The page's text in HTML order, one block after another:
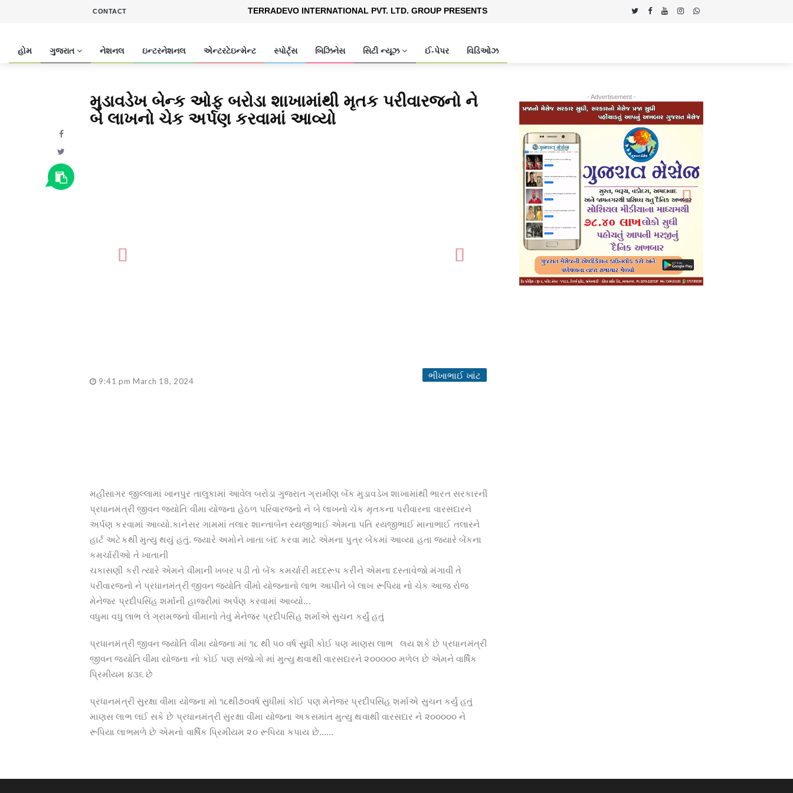
CONTACT TERRADEVO INTERNATIONAL PVT. LTD. GROUP PRESENTS
હોમ ગુજરાત નેશનલ ઇન્ટરનેશનલ એન્ટરટેઇન્મેન્ટ સ્પોર્ટ્સ બિઝિનેસ સિટી ન્યૂઝ ઈ-પેપર વિડિઓઝ
મુડાવડેખ બેન્ક ઓફ બરોડા શાખામાંથી મૃતક પરીવારજનો ને
બે લાખનો ચેક અર્પણ કરવામાં આવ્યો
9:41 pm March 18, 2024
ભીખાભાઈ ખાંટ
મહીસાગર જીલ્લામાં ખાનપુર તાલુકામાં આવેલ બરોડા ગુજરાત ગ્રામીણ બેંક મુડાવડેખ શાખામાંથી ભારત સરકારની
પ્રધાનમંત્રી જીવન જ્યોતિ વીમા યોજના હેઠળ પરિવારજનો ને બે લાખનો ચેક મૃતકના પરીવારના વારસદારને
અર્પણ કરવામાં આવ્યો.કાનેસર ગામમાં તલાર શાન્તાબેન રયજીભાઈ એમના પતિ રયજીભાઈ માનાભાઈ તલારને
હાર્ટ અટેકથી મુત્યુ થયું હતું. જયારે અમોને ખાતા બંદ કરવા માટે એમના પુત્ર બેંકમાં આવ્યા હતા જયારે બેંકના
કમર્ચારીઓ તે ખાતાની
ચકાસણી કરી ત્યારે એમને વીમાની ખબર પડી તો બેંક કમર્ચારી મદદરૂપ કરીને એમના દસ્તાવેજો મંગાવી તે
પરીવારજનો ને પ્રધાનમંત્રી જીવન જ્યોતિ વીમો યોજનાનો લાભ આપીને બે લાખ રૂપિયા નો ચેક આજ રોજ
મેનેજર પ્રદીપસિંહ શર્માની હાજરીમાં અર્પણ કરવામાં આવ્યો...
વધુમા વધુ લાભ લે ગ્રામજનો વીમાનો તેવું મેનેજર પ્રદીપસિંહ શર્માએ સુચન કર્યું હતું
પ્રધાનમંત્રી જીવન જ્યોતિ વીમા યોજના માં ૧૮ થી ૫૦ વર્ષ સુધી કોઈ પણ માણસ લાભ લય શકે છે પ્રધાનમંત્રી
જીવન જ્યોતિ વીમા યોજના નો કોઈ પણ સંજોગો માં મુત્યુ થવાથી વારસદારને ૨૦૦૦૦૦ મળેલ છે એમને વાર્ષિક
પ્રિમીયમ ૪૩૬ છે
પ્રધાનમંત્રી સુરક્ષા વીમા યોજના મો ૧૮થી૭૦વર્ષ સુધીમાં કોઈ પણ મેનેજર પ્રદીપસિંહ શર્માએ સુચન કર્યું હતું
માણસ લાભ લઈ સકે છે પ્રધાનમંત્રી સુરક્ષા વીમા યોજના અકસમાંત મુત્યુ થવાથી વારસદાર ને ૨૦૦૦૦૦ ને
રૂપિયા લાભમળે છે એમનો વાર્ષિક પ્રિમીયમ ૨૦ રૂપિયા કપાય છે......
- Advertisement -
Previous